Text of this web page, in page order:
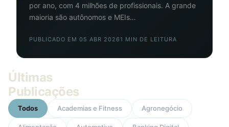
por ano, com 4 milhões de profissionais. A grande
maioria são autônomos e MEIs…
PUBLICADO EM 05 ABR 20261 MIN DE LEITURA
Últimas
Publicações
Todos Academias e Fitness Agronegócio